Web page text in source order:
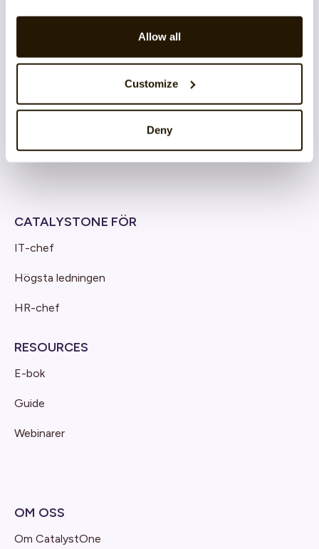
Allow all
Customize
Deny
Säkerhet
Integrations
Software-as-a-Service
Cloud architecture
CATALYSTONE FÖR
IT-chef
Högsta ledningen
HR-chef
RESOURCES
E-bok
Guide
Webinarer
OM OSS
Om CatalystOne